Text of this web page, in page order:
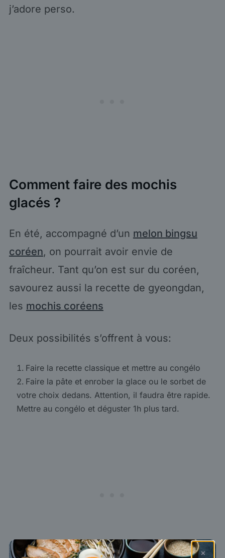
j’adore perso.
Comment faire des mochis
glacés ?
En été, accompagné d’un melon bingsu
coréen, on pourrait avoir envie de
fraîcheur. Tant qu’on est sur du coréen,
savourez aussi la recette de gyeongdan,
les mochis coréens
Deux possibilités s’offrent à vous:
Faire la recette classique et mettre au congélo
Faire la pâte et enrober la glace ou le sorbet de
votre choix dedans. Attention, il faudra être rapide.
Mettre au congélo et déguster 1h plus tard.
×